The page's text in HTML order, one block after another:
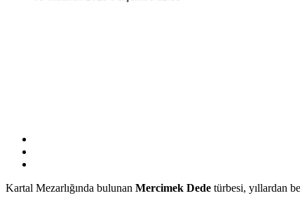
Kartal Mezarlığında bulunan Mercimek Dede türbesi, yıllardan